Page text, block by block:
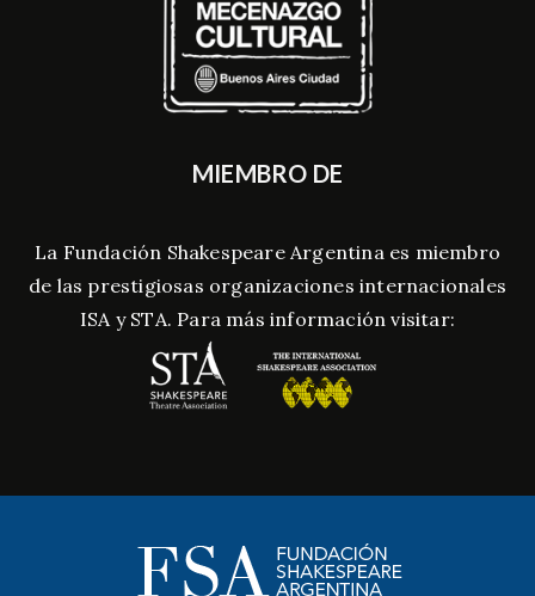
MIEMBRO DE
La Fundación Shakespeare Argentina es miembro
de las prestigiosas organizaciones internacionales
ISA y STA. Para más información visitar: